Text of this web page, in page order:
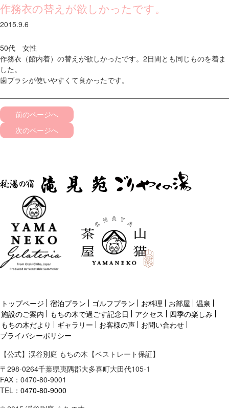
作務衣の替えが欲しかったです。
2015.9.6
50代 女性
作務衣（館内着）の替えが欲しかったです。2日間とも同じものを着ま
した。
歯ブラシが使いやすくて良かったです。
前のページへ
次のページへ
トップページ 宿泊プラン ゴルフプラン お料理 お部屋
温泉
施設のご案内
もちの木で過ごす記念日 アクセス
四季の楽しみ
もちの木だより
ギャラリー お客様の声
お問い合わせ
プライバシーポリシー
【公式】渓谷別庭 もちの木【ベストレート保証】
〒 298-0264千葉県夷隅郡大多喜町大田代105-1
FAX：0470-80-9001
TEL： 0470-80-9000